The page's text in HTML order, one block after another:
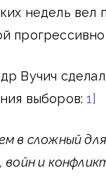
недель
Вучич
выборов:1]
в сложный
войн и